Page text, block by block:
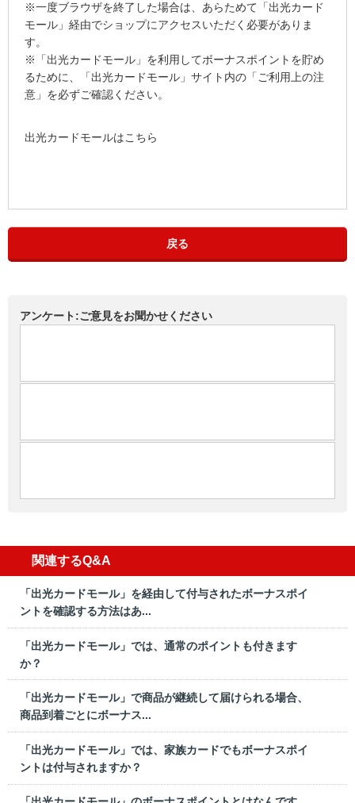
※一度ブラウザを終了した場合は、あらためて「出光カード
モール」経由でショップにアクセスいただく必要がありま
す。
※「出光カードモール」を利用してボーナスポイントを貯め
るために、「出光カードモール」サイト内の「ご利用上の注
意」を必ずご確認ください。
出光カードモールはこちら
戻る
アンケート:ご意見をお聞かせください
関連するQ&A
「出光カードモール」を経由して付与されたボーナスポイ
ントを確認する方法はあ...
「出光カードモール」では、通常のポイントも付きます
か？
「出光カードモール」で商品が継続して届けられる場合、
商品到着ごとにボーナス...
「出光カードモール」では、家族カードでもボーナスポイ
ントは付与されますか？